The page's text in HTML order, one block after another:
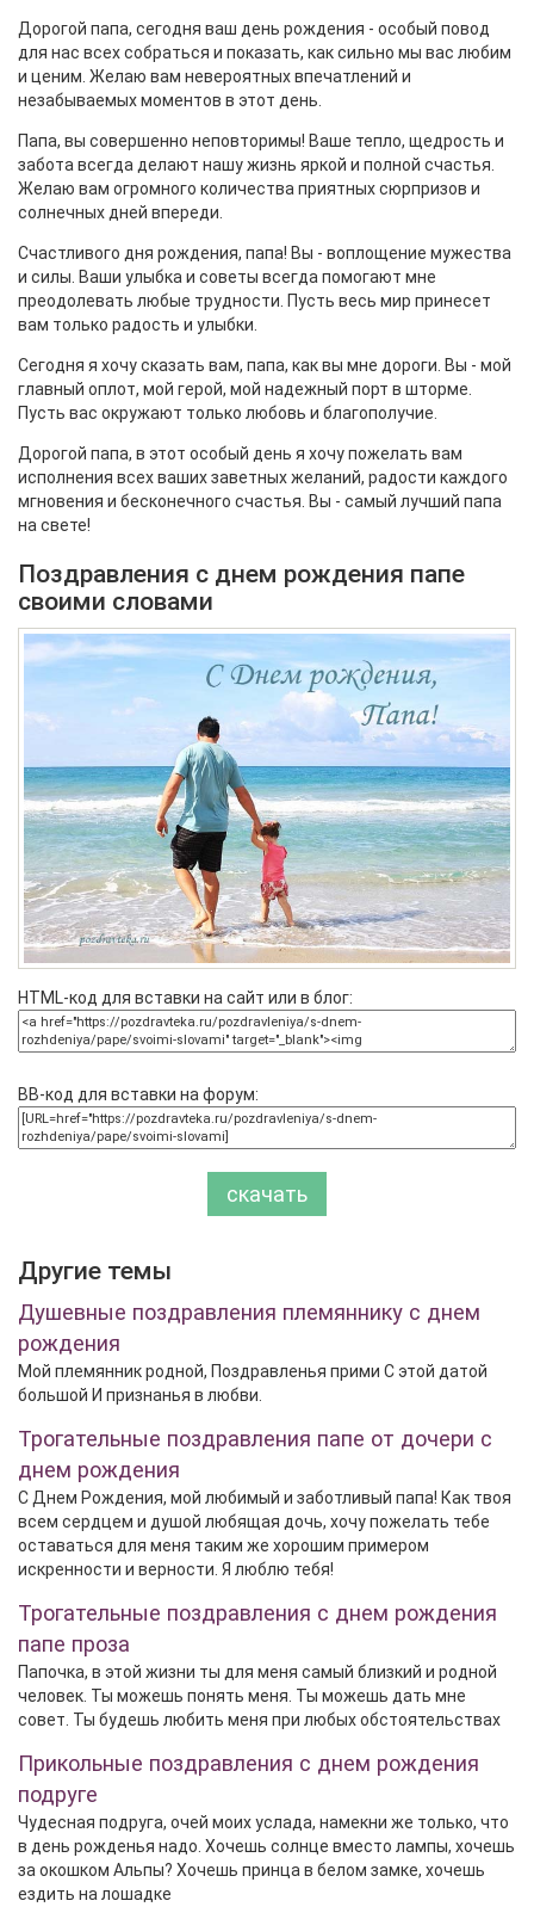
Дорогой папа, сегодня ваш день рождения - особый повод
для нас всех собраться и показать, как сильно мы вас любим
и ценим. Желаю вам невероятных впечатлений и
незабываемых моментов в этот день.
Папа, вы совершенно неповторимы! Ваше тепло, щедрость и
забота всегда делают нашу жизнь яркой и полной счастья.
Желаю вам огромного количества приятных сюрпризов и
солнечных дней впереди.
Счастливого дня рождения, папа! Вы - воплощение мужества
и силы. Ваши улыбка и советы всегда помогают мне
преодолевать любые трудности. Пусть весь мир принесет
вам только радость и улыбки.
Сегодня я хочу сказать вам, папа, как вы мне дороги. Вы - мой
главный оплот, мой герой, мой надежный порт в шторме.
Пусть вас окружают только любовь и благополучие.
Дорогой папа, в этот особый день я хочу пожелать вам
исполнения всех ваших заветных желаний, радости каждого
мгновения и бесконечного счастья. Вы - самый лучший папа
на свете!
Поздравления с днем рождения папе
своими словами
HTML-код для вставки на сайт или в блог:
BB-код для вставки на форум:
скачать
Другие темы
Душевные поздравления племяннику с днем
рождения
Мой племянник родной, Поздравленья прими С этой датой
большой И признанья в любви.
Трогательные поздравления папе от дочери с
днем рождения
С Днем Рождения, мой любимый и заботливый папа! Как твоя
всем сердцем и душой любящая дочь, хочу пожелать тебе
оставаться для меня таким же хорошим примером
искренности и верности. Я люблю тебя!
Трогательные поздравления с днем рождения
папе проза
Папочка, в этой жизни ты для меня самый близкий и родной
человек. Ты можешь понять меня. Ты можешь дать мне
совет. Ты будешь любить меня при любых обстоятельствах
Прикольные поздравления с днем рождения
подруге
Чудесная подруга, очей моих услада, намекни же только, что
в день рожденья надо. Хочешь солнце вместо лампы, хочешь
за окошком Альпы? Хочешь принца в белом замке, хочешь
ездить на лошадке